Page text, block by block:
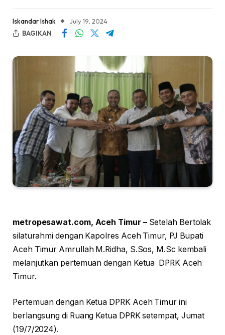
Iskandar Ishak
July 19, 2024
BAGIKAN
metropesawat.com, Aceh Timur –Setelah Bertolak
silaturahmi dengan Kapolres Aceh Timur, PJ Bupati
Aceh Timur Amrullah M.Ridha, S.Sos, M.Sc kembali
melanjutkan pertemuan dengan Ketua DPRK Aceh
Timur.
Pertemuan dengan Ketua DPRK Aceh Timur ini
berlangsung di Ruang Ketua DPRK setempat, Jumat
(19/7/2024).